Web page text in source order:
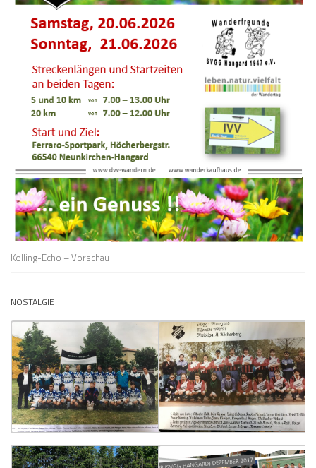
Kolling-Echo – Vorschau
NOSTALGIE